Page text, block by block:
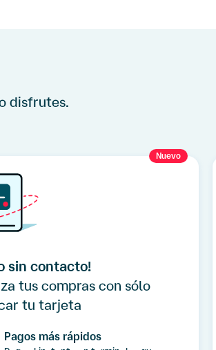
disfrutes.
Nuevo
sin contacto!
tus compras con sólo
tu tarjeta
Pagos más rápidos